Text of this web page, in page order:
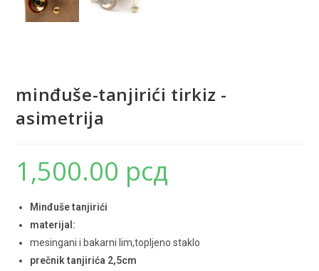
minđuše-tanjirići tirkiz -
asimetrija
1,500.00 рсд
Minđuše tanjirići
materijal:
mesingani i bakarni lim,topljeno staklo
prečnik tanjirića 2,5cm